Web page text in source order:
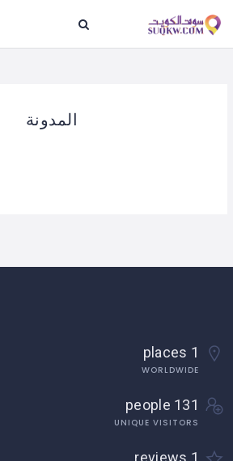
المدونة
1 places
WORLDWIDE
131 people
UNIQUE VISITORS
1 reviews